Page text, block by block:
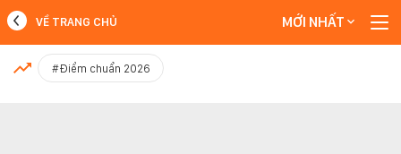
MỚI NHẤT
VỀ TRANG CHỦ MỚI NHẤT
#Điểm chuẩn 2026